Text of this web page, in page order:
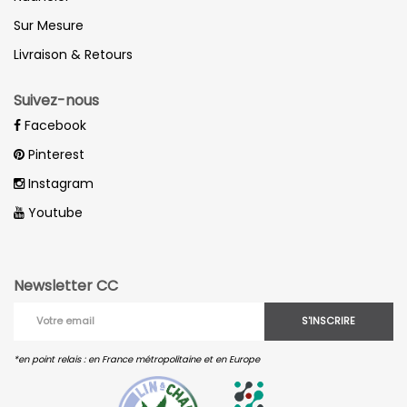
Sur Mesure
Livraison & Retours
Suivez-nous
Facebook
Pinterest
Instagram
Youtube
Newsletter CC
S'INSCRIRE
*en point relais : en France métropolitaine et en Europe